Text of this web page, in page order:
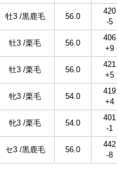
牡3 /黒鹿毛 56.0
420
-5
牡3 /栗毛 56.0
406
+9
牡3 /栗毛 56.0
421
+5
牝3 /栗毛 54.0
419
+4
牝3 /栗毛 54.0
401
-1
セ3 /黒鹿毛 56.0
442
-8